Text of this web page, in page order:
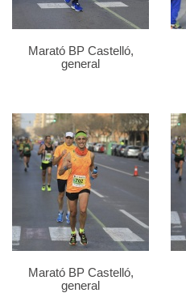
Marató BP Castelló,
general
Marató BP Castelló,
general